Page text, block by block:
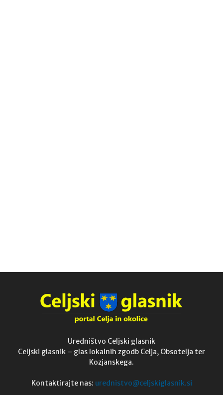
Uredništvo Celjski glasnik
Celjski glasnik – glas lokalnih zgodb Celja, Obsotelja ter
Kozjanskega.
Kontaktirajte nas: urednistvo@celjskiglasnik.si